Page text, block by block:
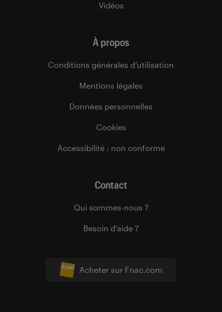
Acheter sur Fnac.com
Vidéos
À propos
Conditions générales d’utilisation
Mentions légales
Données personnelles
Cookies
Accessibilité : non conforme
Contact
Qui sommes-nous ?
Besoin d’aide ?